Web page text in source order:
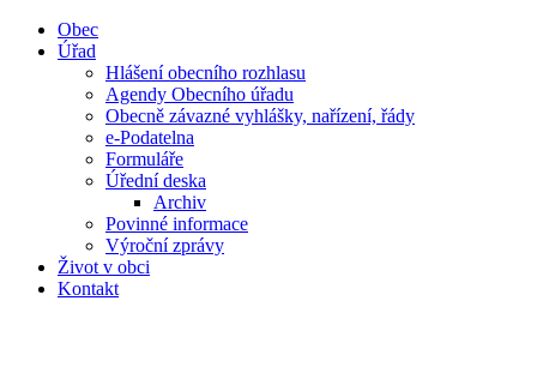
Obec
Úřad
Hlášení obecního rozhlasu
Agendy Obecního úřadu
Obecně závazné vyhlášky, nařízení, řády
e-Podatelna
Formuláře
Úřední deska
Archiv
Povinné informace
Výroční zprávy
Život v obci
Kontakt